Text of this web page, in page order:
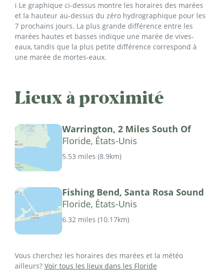
ℹ️ Le graphique ci-dessus montre les horaires des marées
et la hauteur au-dessus du zéro hydrographique pour les
7 prochains jours. La plus grande différence entre les
marées hautes et basses indique une marée de vives-
eaux, tandis que la plus petite différence correspond à
une marée de mortes-eaux.
Lieux à proximité
Warrington, 2 Miles South Of
Floride, États-Unis
5.53 miles (8.9km)
Fishing Bend, Santa Rosa Sound
Floride, États-Unis
6.32 miles (10.17km)
Vous cherchez les horaires des marées et la météo
ailleurs? Voir tous les lieux dans les Floride